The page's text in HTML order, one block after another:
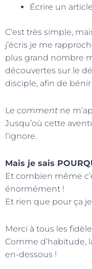
Écrire un
C’est très simple,
j’écris je me
plus grand nombre
découvertes sur le
disciple, afin de
Le comment ne
Jusqu’où cette
l’ignore.
Mais je sais
Et combien même
énormément !
Et rien que pour ça
Merci à tous les
Comme d’habitude,
en-dessous !